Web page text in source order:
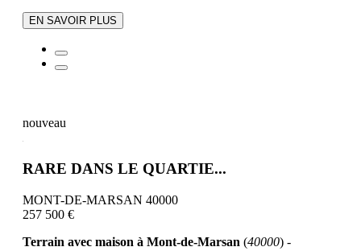
EN SAVOIR PLUS
nouveau
RARE DANS LE QUARTIE...
MONT-DE-MARSAN 40000
257 500 €
Terrain avec maison à Mont-de-Marsan (40000) -